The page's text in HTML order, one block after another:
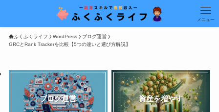
メニュー
ふくふくライフ WordPress
ブログ運営
GRCとRank Trackerを比較【5つの違いと選び方解説】
ブログ運営 資産を増やす